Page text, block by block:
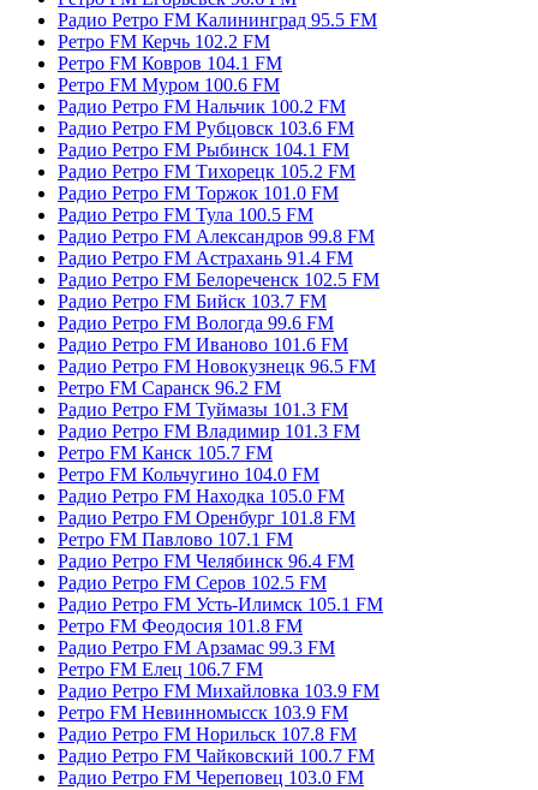
Радио Ретро FM Калининград 95.5 FM
Ретро FM Керчь 102.2 FM
Ретро FM Ковров 104.1 FM
Ретро FM Муром 100.6 FM
Радио Ретро FM Нальчик 100.2 FM
Радио Ретро FM Рубцовск 103.6 FM
Радио Ретро FM Рыбинск 104.1 FM
Радио Ретро FM Тихорецк 105.2 FM
Радио Ретро FM Торжок 101.0 FM
Радио Ретро FM Тула 100.5 FM
Радио Ретро FM Александров 99.8 FM
Радио Ретро FM Астрахань 91.4 FM
Радио Ретро FM Белореченск 102.5 FM
Радио Ретро FM Бийск 103.7 FM
Радио Ретро FM Вологда 99.6 FM
Радио Ретро FM Иваново 101.6 FM
Радио Ретро FM Новокузнецк 96.5 FM
Ретро FM Саранск 96.2 FM
Радио Ретро FM Туймазы 101.3 FM
Радио Ретро FM Владимир 101.3 FM
Ретро FM Канск 105.7 FM
Ретро FM Кольчугино 104.0 FM
Радио Ретро FM Находка 105.0 FM
Радио Ретро FM Оренбург 101.8 FM
Ретро FM Павлово 107.1 FM
Радио Ретро FM Челябинск 96.4 FM
Радио Ретро FM Серов 102.5 FM
Радио Ретро FM Усть-Илимск 105.1 FM
Ретро FM Феодосия 101.8 FM
Радио Ретро FM Арзамас 99.3 FM
Ретро FM Елец 106.7 FM
Радио Ретро FM Михайловка 103.9 FM
Ретро FM Невинномысск 103.9 FM
Радио Ретро FM Норильск 107.8 FM
Радио Ретро FM Чайковский 100.7 FM
Радио Ретро FM Череповец 103.0 FM